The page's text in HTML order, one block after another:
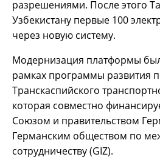
разрешениями. После этого
Узбекистану первые 100
через новую систему.
Модернизация платформы
рамках программы развития
Транскаспийского
которая совместно
Союзом и правительством
Германским обществом по
сотрудничеству (GIZ).